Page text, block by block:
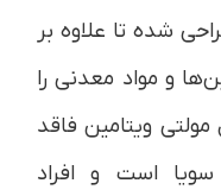
شده تا علاوه بر
و مواد معدنی را
ویتامین فاقد
سویا است و افراد